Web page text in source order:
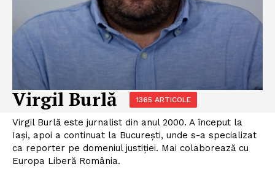
Virgil Burlă 1365 ARTICOLE
Virgil Burlă este jurnalist din anul 2000. A început la
Iași, apoi a continuat la București, unde s-a specializat
ca reporter pe domeniul justiției. Mai colaborează cu
Europa Liberă România.